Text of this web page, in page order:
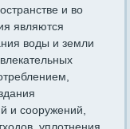
и во
являются
воды и земли
и сооружений,